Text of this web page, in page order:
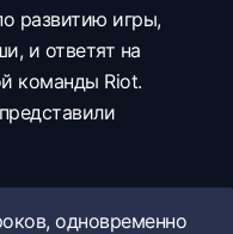
развитию игры,
и ответят на
команды Riot.
одновременно